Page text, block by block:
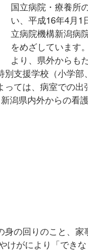
国立病院・療養所
い、平成16年4月1
立病院機構新潟病
をめざしています
より、県外からも
支援学校（小学部
ては、病室での
潟県内外からの看
の回りのこと、家
がにより「できな